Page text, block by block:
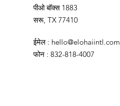
पीओ बॉक्स 1883
सरू, TX 77410
ईमेल : hello@elohaiintl.com
फोन : 832-818-4007